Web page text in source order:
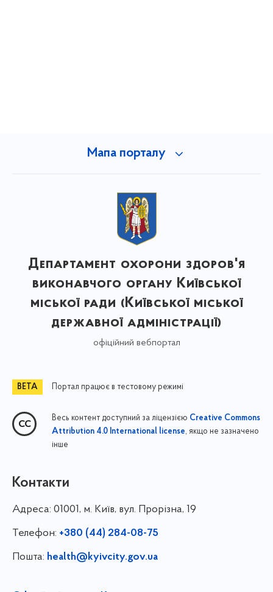
Мапа порталу
Департамент охорони здоров'я
виконавчого органу Київської
міської ради (Київської міської
державної адміністрації)
офіційний вебпортал
Портал працює в тестовому режимі
Весь контент доступний за ліцензією Creative Commons
Attribution 4.0 International license, якщо не зазначено
інше
Контакти
Адреса: 01001, м. Київ, вул. Прорізна, 19
Телефон: +380 (44) 284-08-75
Пошта: health@kyivcity.gov.ua